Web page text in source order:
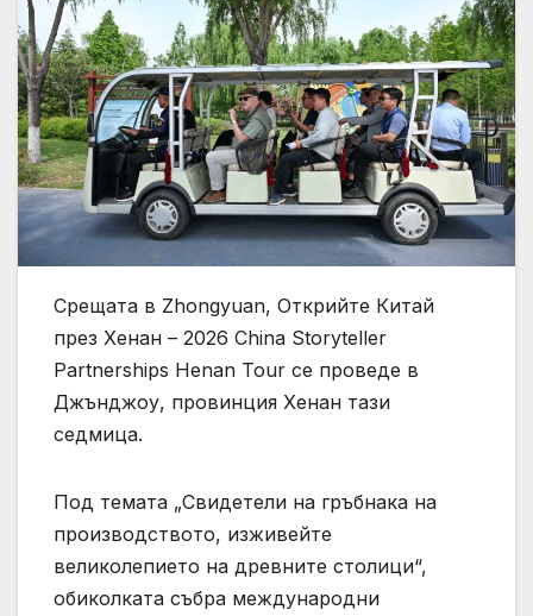
Срещата в Zhongyuan, Открийте Китай
през Хенан – 2026 China Storyteller
Partnerships Henan Tour се проведе в
Джънджоу, провинция Хенан тази
седмица.
Под темата „Свидетели на гръбнака на
производството, изживейте
великолепието на древните столици“,
обиколката събра международни